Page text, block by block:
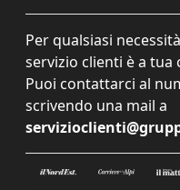
Per qualsiasi
servizio clienti è a tua
Puoi contattarci al
scrivendo una mail a